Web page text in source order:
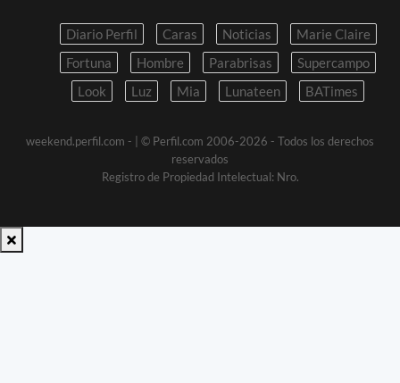
Diario Perfil Caras Noticias
Marie Claire
Fortuna
Hombre Parabrisas
Supercampo
Look
Luz Mia Lunateen BATimes
weekend.perfil.com -
| © Perfil.com 2006-2026 - Todos los derechos
reservados
Registro de Propiedad Intelectual: Nro.